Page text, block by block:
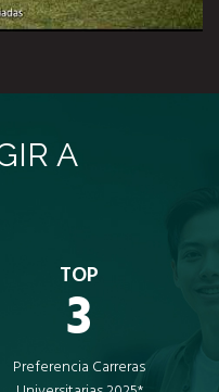
A
TOP
3
Preferencia Carreras